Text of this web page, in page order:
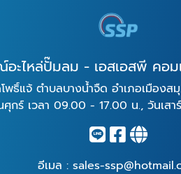
ะไหล่ปั๊มลม - เอสเอสพี คอม
ธิ์แจ้ ตำบลบางน้ำจืด อำเภอเมืองส
กร์ เวลา 09.00 - 17.00 น., วันเส
อีเมล : sales-